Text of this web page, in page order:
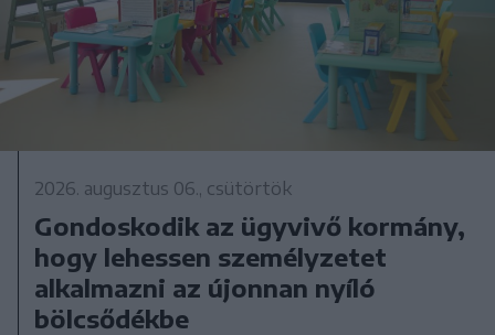
2026. augusztus 06., csütörtök
Gondoskodik az ügyvivő kormány,
hogy lehessen személyzetet
alkalmazni az újonnan nyíló
bölcsődékbe